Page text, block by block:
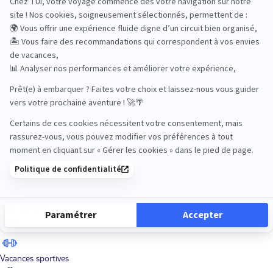
Road Trips
Safari
Sénior
Vacances sportives